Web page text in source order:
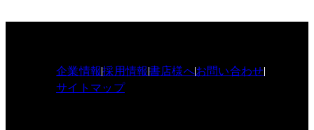
企業情報採用情報書店様へお問い合わせ
サイトマップ